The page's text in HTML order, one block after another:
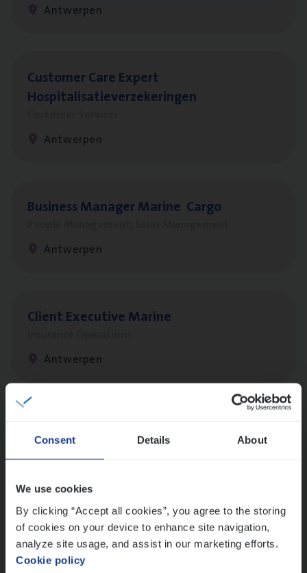
Consent Details About
We use cookies
By clicking “Accept all cookies”, you agree to the storing
of cookies on your device to enhance site navigation,
analyze site usage, and assist in our marketing efforts.
Cookie policy
Antwerpen
Cus­to­mer Care Expert
Hospitalisatieverzekeringen
Antwerpen
Busi­ness Mana­ger Mari­ne Cargo
Antwerpen
Client Exe­cu­ti­ve Marine
Antwerpen
Insurance Operations
Dos­sier­be­heer­der Onder­ne­min­gen Van­b­
re­da Huys­mans — Mechelen